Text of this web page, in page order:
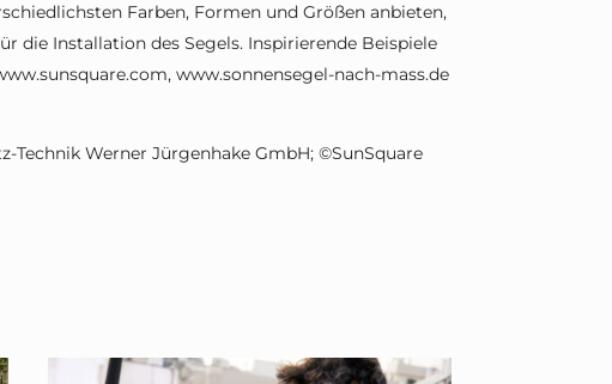
Farben, Formen und Größen anbieten,
die Installation des Segels. Inspirierende Beispiele
www.sonnensegel-nach-mass.de
Technik Werner Jürgenhake GmbH; ©SunSquare